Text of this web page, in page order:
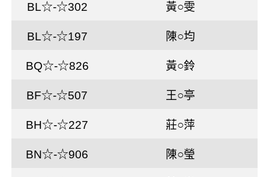
BL☆-☆302 黃○雯
BL☆-☆197 陳○均
BQ☆-☆826 黃○鈴
BF☆-☆507 王○亭
BH☆-☆227 莊○萍
BN☆-☆906 陳○瑩